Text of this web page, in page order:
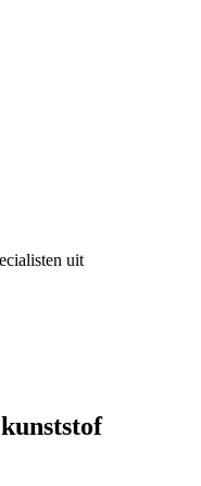
uit